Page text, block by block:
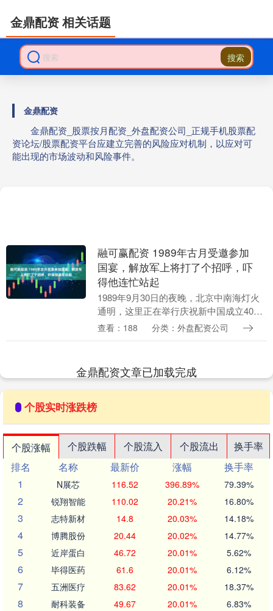
搜索
金鼎配资
金鼎配资_股票按月配资_外盘配资公司_正规手机股票配
资论坛/股票配资平台应建立完善的风险应对机制，以应对可
能出现的市场波动和风险事件。
金鼎配资 相关话题
融可赢配资 1989年古月受邀参加
国宴，解放军上将打了个招呼，吓
得他连忙站起
1989年9月30日的夜晚，北京中南海灯火
通明，这里正在举行庆祝新中国成立40周
年的盛大晚宴。工作人员穿梭于宴会厅融
查看：188 分类：外盘配资公司
金鼎配资文章已加载完成
个股实时涨跌榜
个股涨幅 个股跌幅 个股流入 个股流出
换手率
排名
名称 最新价 涨幅
换手率
1
N展芯 116.52 396.89% 79.39%
2 锐翔智能 110.02 20.21% 16.80%
3 志特新材 14.8 20.03% 14.18%
4 博腾股份 20.44 20.02% 14.77%
5 近岸蛋白 46.72 20.01% 5.62%
6 毕得医药 61.6 20.01% 6.12%
7 五洲医疗 83.62 20.01% 18.37%
8 耐科装备 49.67 20.01% 6.83%